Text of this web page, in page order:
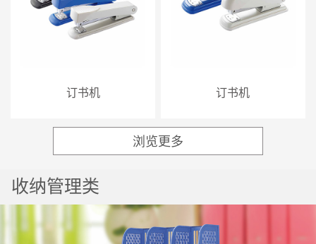
订书机 订书机
浏览更多
收纳管理类